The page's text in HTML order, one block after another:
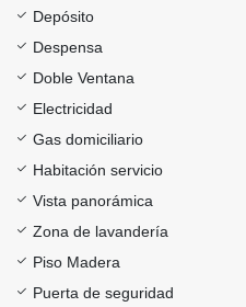
Depósito
Despensa
Doble Ventana
Electricidad
Gas domiciliario
Habitación servicio
Vista panorámica
Zona de lavandería
Piso Madera
Puerta de seguridad